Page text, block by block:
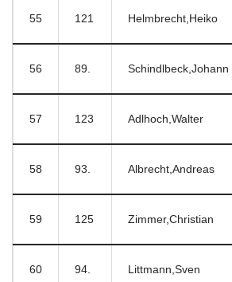
55 121 Helmbrecht,Heiko
56 89. Schindlbeck,Johann
57 123 Adlhoch,Walter
58 93. Albrecht,Andreas
59 125 Zimmer,Christian
60 94. Littmann,Sven